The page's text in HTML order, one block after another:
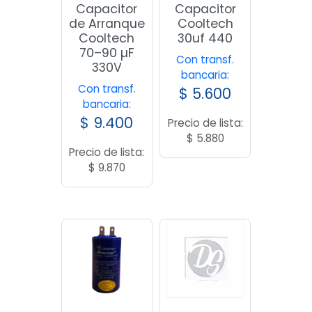
Capacitor
de Arranque
Cooltech
70–90 µF
330V
Con transf.
bancaria:
$ 9.400
Precio de lista:
$ 9.870
Capacitor
Cooltech
30uf 440
Con transf.
bancaria:
$ 5.600
Precio de lista:
$ 5.880